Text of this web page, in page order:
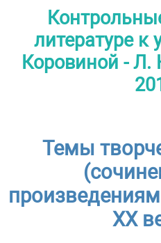
литературе к
Коровиной - Л.
Темы
XX